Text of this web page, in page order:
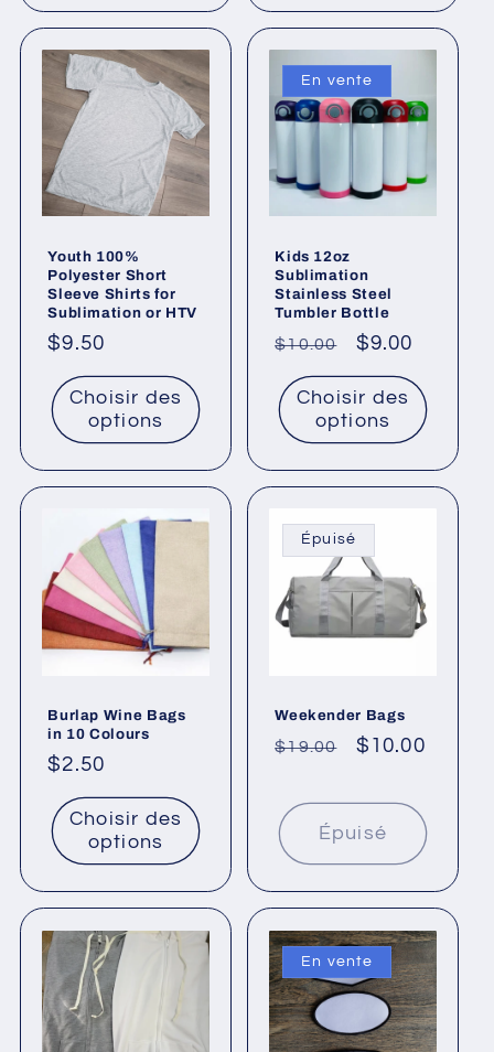
Youth 100%
Polyester Short
Sleeve Shirts for
Sublimation or HTV
Prix
habituel
$9.50
Choisir des
options
En vente
Kids 12oz
Sublimation
Stainless Steel
Tumbler Bottle
Prix
habituel
$10.00
Prix
$9.00
Choisir des
options
Burlap Wine Bags
in 10 Colours
Prix
habituel
$2.50
Choisir des
options
Épuisé
Weekender Bags
Prix
$19.00
Prix
$10.00
Épuisé
En vente